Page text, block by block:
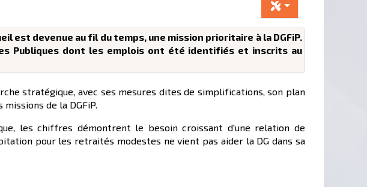
est devenue au fil du temps, une mission prioritaire à la DGFiP.
Publiques dont les emplois ont été identifiés et inscrits au
stratégique, avec ses mesures dites de simplifications, son plan
de la DGFiP.
les chiffres démontrent le besoin croissant d'une relation de
pour les retraités modestes ne vient pas aider la DG dans sa